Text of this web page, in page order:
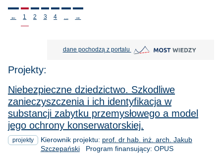
Stronicowanie
← 1 2 3 4 →
dane pochodzą z portalu MOST Wiedzy otwiera się w
Projekty:
Niebezpieczne dziedzictwo. Szkodliwe
zanieczyszczenia i ich identyfikacja w
substancji zabytku przemysłowego a model
jego ochrony konserwatorskiej.
projekty Kierownik projektu: prof. dr hab. inż. arch. Jakub
SzczepańskiProgram finansujący: OPUS